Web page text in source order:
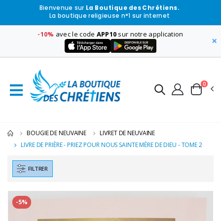
Bienvenue sur La Boutique des Chrétiens.
La boutique religieuse n°1 sur internet
-10% avec le code APP10 sur notre application
×
0
BOUGIE DE NEUVAINE
LIVRET DE NEUVAINE
LIVRE DE PRIÈRE - PRIEZ POUR NOUS SAINTE MÈRE DE DIEU - TOME 2
FILTRER
-5%